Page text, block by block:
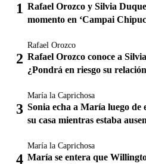
Rafael Orozco y Silvia
momento en ‘Campai
Rafael Orozco
Rafael Orozco conoce a
¿Pondrá en riesgo su
María la Caprichosa
Sonia echa a María luego
su casa mientras estaba
María la Caprichosa
María se entera que